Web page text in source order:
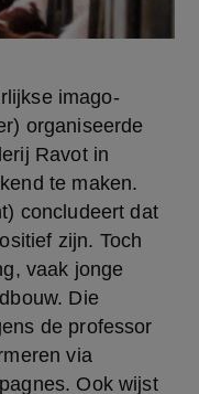
imago-
organiseerde
Ravot in
te maken.
concludeert dat
zijn. Toch
vaak jonge
Die
de professor
via
Ook wijst